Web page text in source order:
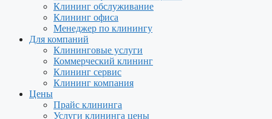
Клининг обслуживание
Клининг офиса
Менеджер по клинингу
Для компаний
Клининговые услуги
Коммерческий клининг
Клининг сервис
Клининг компания
Цены
Прайс клининга
Услуги клининга цены